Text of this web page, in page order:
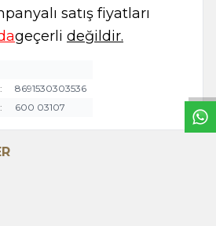
satış fiyatları
geçerli değildir.
:
8691530303536
: 600 03107